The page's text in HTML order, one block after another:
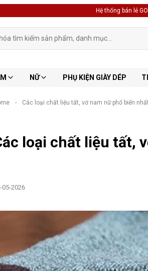
Hệ thống bán lẻ
NỮ PHỤ KIỆN GIÀY DÉP
- Các loại chất liệu tất, vớ nam nữ phổ biến
loại chất liệu tất,
05-2026